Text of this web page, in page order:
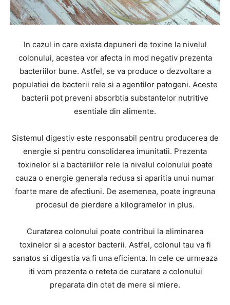
In cazul in care exista depuneri de toxine la nivelul
colonului, acestea vor afecta in mod negativ prezenta
bacteriilor bune. Astfel, se va produce o dezvoltare a
populatiei de bacterii rele si a agentilor patogeni. Aceste
bacterii pot preveni absorbtia substantelor nutritive
esentiale din alimente.
Sistemul digestiv este responsabil pentru producerea de
energie si pentru consolidarea imunitatii. Prezenta
toxinelor si a bacteriilor rele la nivelul colonului poate
cauza o energie generala redusa si aparitia unui numar
foarte mare de afectiuni. De asemenea, poate ingreuna
procesul de pierdere a kilogramelor in plus.
Curatarea colonului poate contribui la eliminarea
toxinelor si a acestor bacterii. Astfel, colonul tau va fi
sanatos si digestia va fi una eficienta. In cele ce urmeaza
iti vom prezenta o reteta de curatare a colonului
preparata din otet de mere si miere.